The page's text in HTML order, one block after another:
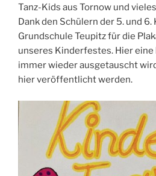
Tanz-Kids aus Tornow und
Dank den Schülern der 5. und 6.
Grundschule Teupitz für die
unseres Kinderfestes. Hier eine
immer wieder ausgetauscht
hier veröffentlicht werden.